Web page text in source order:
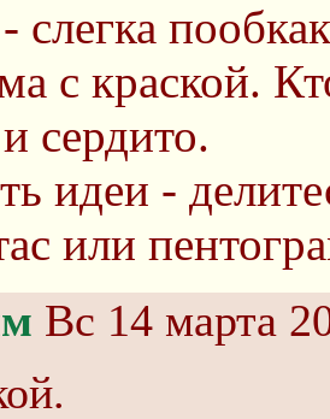
слегка
с краской.
сердито.
идеи -
или
Вс 14 марта